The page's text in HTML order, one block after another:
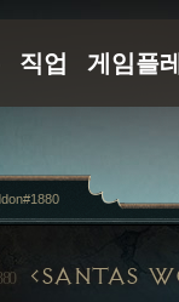
SANTAS